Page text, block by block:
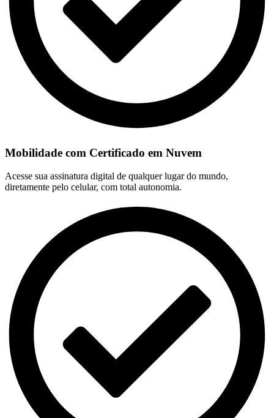
Mobilidade com Certificado em Nuvem
Acesse sua assinatura digital de qualquer lugar do mundo,
diretamente pelo celular, com total autonomia.